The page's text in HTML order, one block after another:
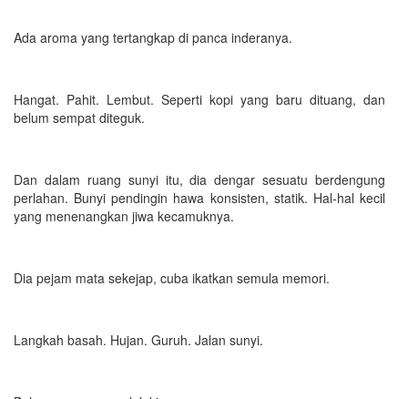
Ada aroma yang tertangkap di panca inderanya.
Hangat. Pahit. Lembut. Seperti kopi yang baru dituang, dan
belum sempat diteguk.
Dan dalam ruang sunyi itu, dia dengar sesuatu berdengung
perlahan. Bunyi pendingin hawa konsisten, statik. Hal-hal kecil
yang menenangkan jiwa kecamuknya.
Dia pejam mata sekejap, cuba ikatkan semula memori.
Langkah basah. Hujan. Guruh. Jalan sunyi.